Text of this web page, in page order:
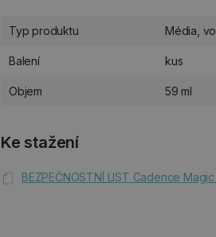
Typ produktu Média,
Balení kus
Objem 59 ml
Ke stažení
BEZPEČNOSTNÍ LIST Cadence